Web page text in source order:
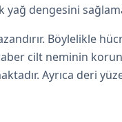
yağ dengesini
Böylelikle
cilt neminin
Ayrıca deri